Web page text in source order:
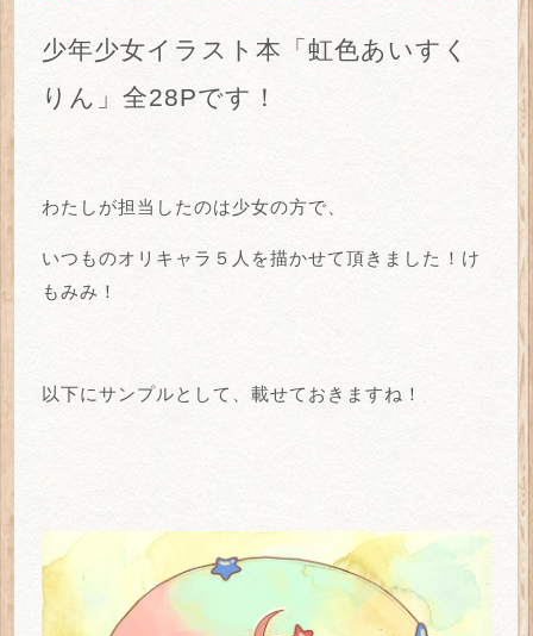
少年少女イラスト本「虹色あいすく
りん」全28Pです！
わたしが担当したのは少女の方で、
いつものオリキャラ５人を描かせて頂きました！け
もみみ！
以下にサンプルとして、載せておきますね！